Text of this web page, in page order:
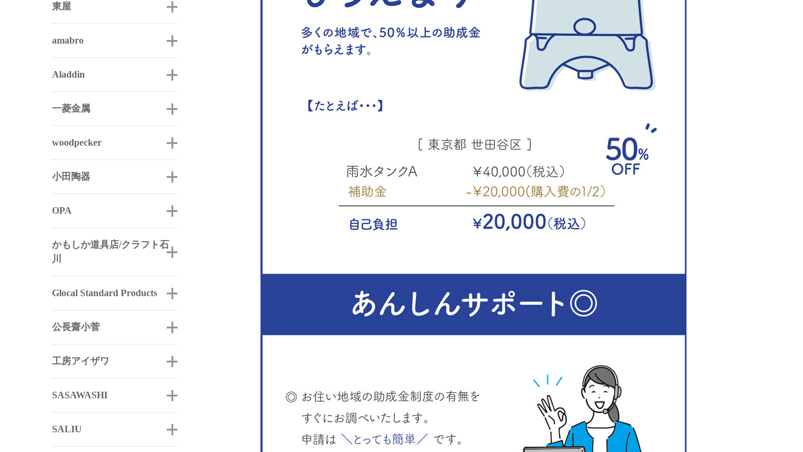
東屋
amabro
Aladdin
一菱金属
woodpecker
小田陶器
OPA
かもしか道具店/クラフト石
川
Glocal Standard Products
公長齋小菅
工房アイザワ
SASAWASHI
SALIU